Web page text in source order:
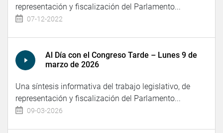
representación y fiscalización del Parlamento...
07-12-2022
Al Día con el Congreso Tarde – Lunes 9 de
marzo de 2026
Una síntesis informativa del trabajo legislativo, de
representación y fiscalización del Parlamento...
09-03-2026